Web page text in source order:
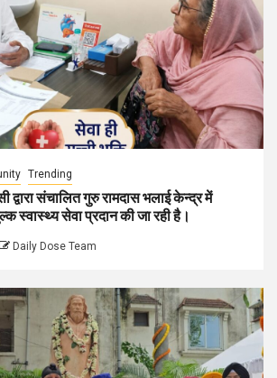
Trending
संचालित गुरु रामदास भलाई केन्द्र में
स्वास्थ्य सेवा प्रदान की जा रही है।
Daily Dose Team